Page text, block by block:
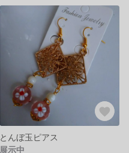
とんぼ玉ピアス
展示中